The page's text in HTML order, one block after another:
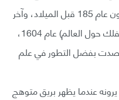
فيها ذلك الذي لاحظه الفلكيون الصينيون عام 185 قبل الميلاد، وآخر
رصده يوهان كيبلر (والعديد من علماء الفلك حول العالم) عام 1604،
بفضل التطور في علم
عندما يظهر بريق متوهج